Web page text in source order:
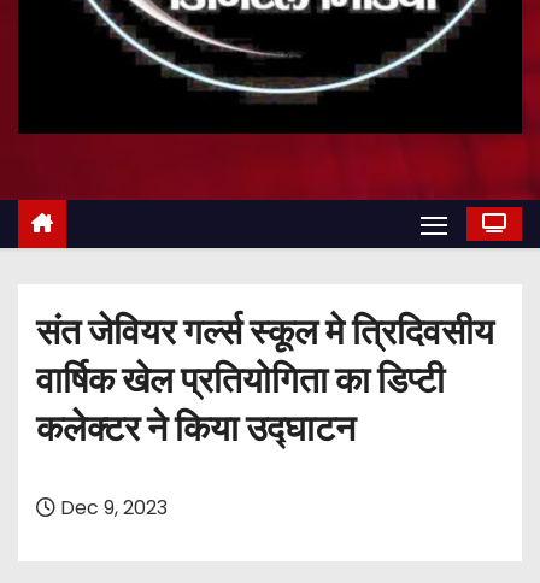
संत जेवियर गर्ल्स स्कूल मे त्रिदिवसीय
वार्षिक खेल प्रतियोगिता का डिप्टी
कलेक्टर ने किया उद्घाटन
Dec 9, 2023